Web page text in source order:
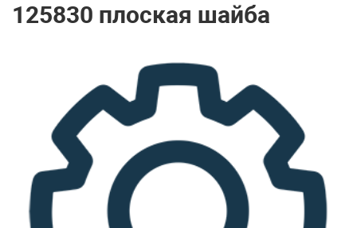
125830 плоская шайба